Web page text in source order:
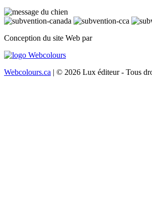
Conception du site Web par
Webcolours.ca | © 2026 Lux éditeur - Tous